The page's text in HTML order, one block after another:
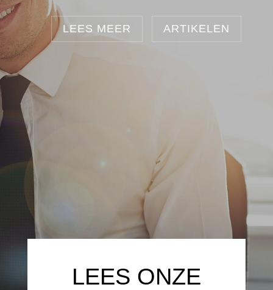
LEES MEER ARTIKELEN
LEES ONZE